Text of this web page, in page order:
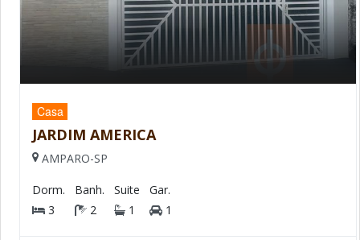
Casa
JARDIM AMERICA
AMPARO-SP
Dorm.
3
Banh.
2
Suite
1
Gar.
1